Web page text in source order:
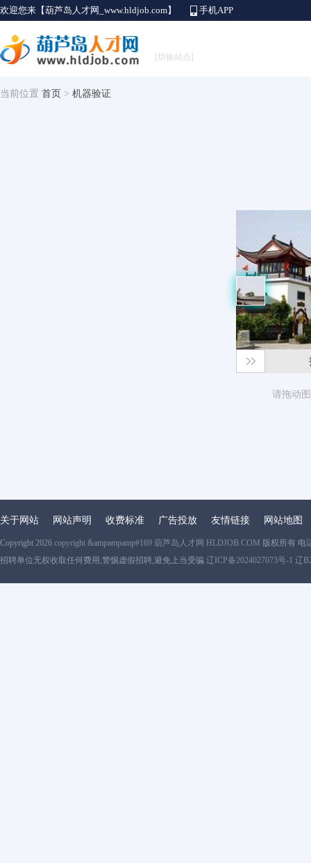
欢迎您来【葫芦岛人才网_www.hldjob.com】 手机APP
[切换站点]
当前位置 首页 > 机器验证
请拖动
关于网站 网站声明 收费标准 广告投放 友情链接 网站地图
Copyright 2026 copyright &ampampamp#169 葫芦岛人才网 HLDJOB.COM 版权所有 电
招聘单位无权收取任何费用,警惕虚假招聘,避免上当受骗 辽ICP备2024027073号-1 辽